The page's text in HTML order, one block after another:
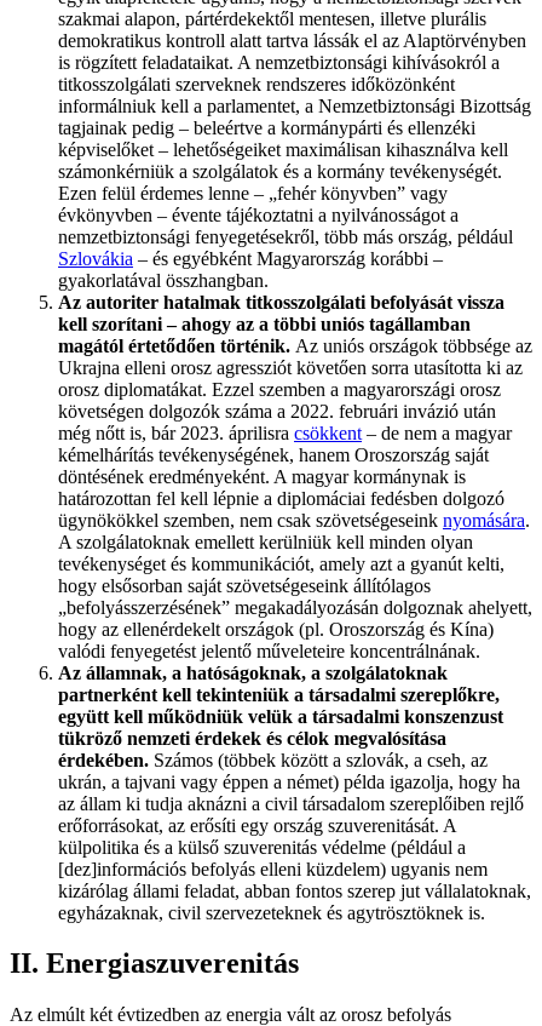
szakmai alapon, pártérdekektől mentesen, illetve plurális
demokratikus kontroll alatt tartva lássák el az Alaptörvényben
is rögzített feladataikat. A nemzetbiztonsági kihívásokról a
titkosszolgálati szerveknek rendszeres időközönként
informálniuk kell a parlamentet, a Nemzetbiztonsági Bizottság
tagjainak pedig – beleértve a kormánypárti és ellenzéki
képviselőket – lehetőségeiket maximálisan kihasználva kell
számonkérniük a szolgálatok és a kormány tevékenységét.
Ezen felül érdemes lenne – „fehér könyvben” vagy
évkönyvben – évente tájékoztatni a nyilvánosságot a
nemzetbiztonsági fenyegetésekről, több más ország, például
Szlovákia – és egyébként Magyarország korábbi –
gyakorlatával összhangban.
Az autoriter hatalmak titkosszolgálati befolyását vissza
kell szorítani – ahogy az a többi uniós tagállamban
magától értetődően történik. Az uniós országok többsége az
Ukrajna elleni orosz agressziót követően sorra utasította ki az
orosz diplomatákat. Ezzel szemben a magyarországi orosz
követségen dolgozók száma a 2022. februári invázió után
még nőtt is, bár 2023. áprilisra csökkent – de nem a magyar
kémelhárítás tevékenységének, hanem Oroszország saját
döntésének eredményeként. A magyar kormánynak is
határozottan fel kell lépnie a diplomáciai fedésben dolgozó
ügynökökkel szemben, nem csak szövetségeseink nyomására.
A szolgálatoknak emellett kerülniük kell minden olyan
tevékenységet és kommunikációt, amely azt a gyanút kelti,
hogy elsősorban saját szövetségeseink állítólagos
„befolyásszerzésének” megakadályozásán dolgoznak ahelyett,
hogy az ellenérdekelt országok (pl. Oroszország és Kína)
valódi fenyegetést jelentő műveleteire koncentrálnának.
Az államnak, a hatóságoknak, a szolgálatoknak
partnerként kell tekinteniük a társadalmi szereplőkre,
együtt kell működniük velük a társadalmi konszenzust
tükröző nemzeti érdekek és célok megvalósítása
érdekében. Számos (többek között a szlovák, a cseh, az
ukrán, a tajvani vagy éppen a német) példa igazolja, hogy ha
az állam ki tudja aknázni a civil társadalom szereplőiben rejlő
erőforrásokat, az erősíti egy ország szuverenitását. A
külpolitika és a külső szuverenitás védelme (például a
[dez]információs befolyás elleni küzdelem) ugyanis nem
kizárólag állami feladat, abban fontos szerep jut vállalatoknak,
egyházaknak, civil szervezeteknek és agytrösztöknek is.
II. Energiaszuverenitás
Az elmúlt két évtizedben az energia vált az orosz befolyás